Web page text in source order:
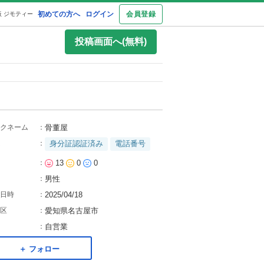
初めての方へ ログイン 会員登録
ジモティー
投稿画面へ(無料)
ネーム ： 骨董屋
： 身分証認証済み 電話番号
： 13 0 0
： 男性
時 ： 2025/04/18
： 愛知県名古屋市
： 自営業
＋ フォロー